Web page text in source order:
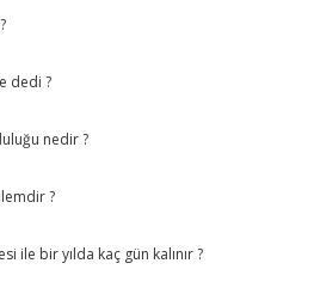
dedi ?
nedir ?
?
ile bir yılda kaç gün kalınır ?